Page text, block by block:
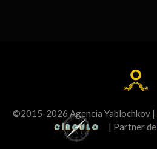
©2015-2026 Agencia Yablochkov |
| Partner de